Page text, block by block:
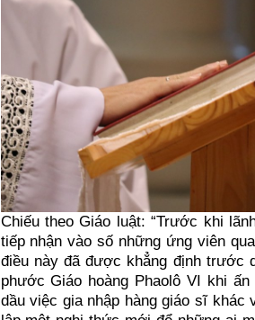
Chiếu theo Giáo luật: “Trước khi
tiếp nhận vào số những ứng viên
điều này đã được khẳng định trước
phước Giáo hoàng Phaolô VI khi
dầu việc gia nhập hàng giáo sĩ